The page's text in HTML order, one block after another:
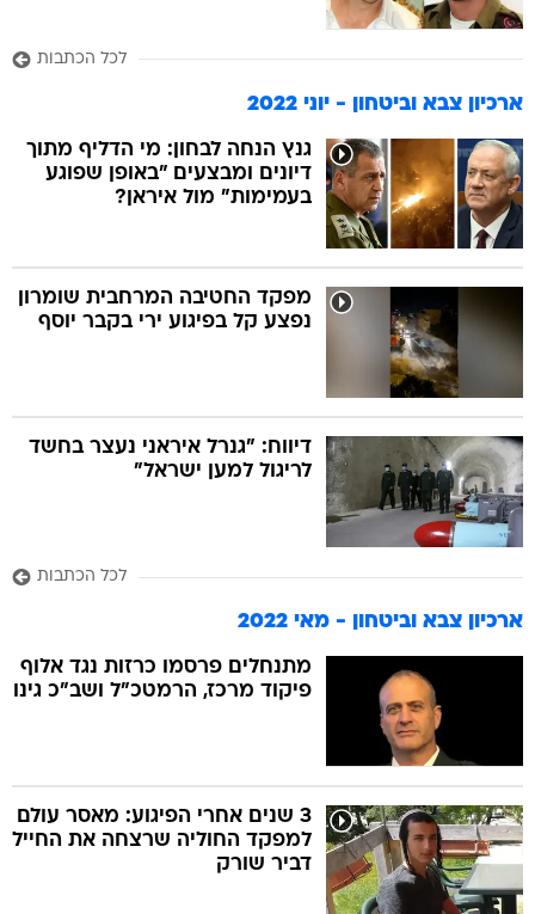
לכל הכתבות
ארכיון צבא וביטחון - יוני 2022
גנץ הנחה לבחון: מי הדליף מתוך
דיונים ומבצעים "באופן שפוגע
בעמימות" מול איראן?
מפקד החטיבה המרחבית שומרון
נפצע קל בפיגוע ירי בקבר יוסף
דיווח: "גנרל איראני נעצר בחשד
לריגול למען ישראל"
לכל הכתבות
ארכיון צבא וביטחון - מאי 2022
מתנחלים פרסמו כרזות נגד אלוף
פיקוד מרכז, הרמטכ"ל ושב"כ גינו
3 שנים אחרי הפיגוע: מאסר עולם
למפקד החוליה שרצחה את החייל
דביר שורק